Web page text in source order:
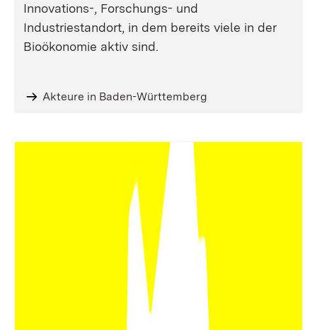
Innovations-, Forschungs- und
Industriestandort, in dem bereits viele in der
Bioökonomie aktiv sind.
Akteure in Baden-Württemberg